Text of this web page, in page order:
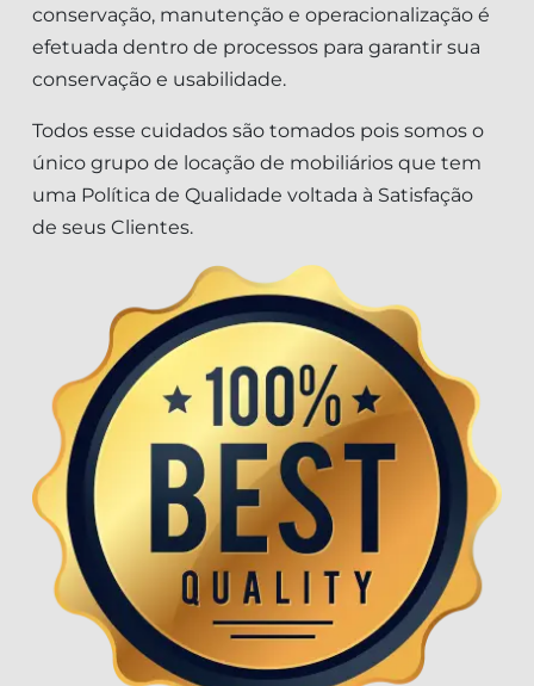
conservação, manutenção e operacionalização é
efetuada dentro de processos para garantir sua
conservação e usabilidade.
Todos esse cuidados são tomados pois somos o
único grupo de locação de mobiliários que tem
uma Política de Qualidade voltada à Satisfação
de seus Clientes.